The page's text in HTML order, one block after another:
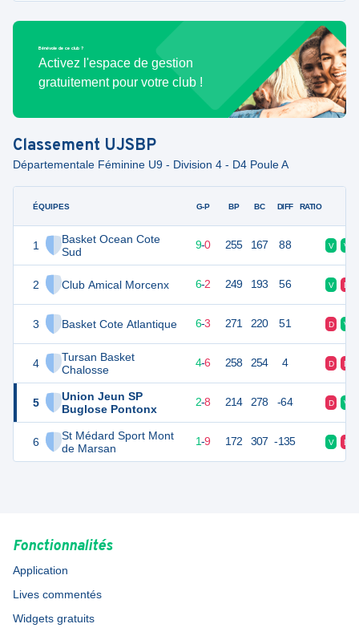
Bénévole de ce club ?
Activez l'espace de gestion
gratuitement pour votre club !
Classement UJSBP
Départementale Féminine U9 - Division 4 - D4 Poule A
ÉQUIPES
1
Basket Ocean Cote
Sud
2 Club Amical Morcenx
3 Basket Cote Atlantique
4
Tursan Basket
Chalosse
5
Union Jeun SP
Buglose Pontonx
6
St Médard Sport Mont
de Marsan
G-P BP BC DIFF RATIO
29 9-0 255 167 88 V V
22 6-2 249 193 56 V D
21 9 6-3 271 220 51 D V
4-6 258 254 4 D D
2-8 214 278 -64 D V
12 10 1-9 172 307 -135 V D
Fonctionnalités
Application
Lives commentés
Widgets gratuits